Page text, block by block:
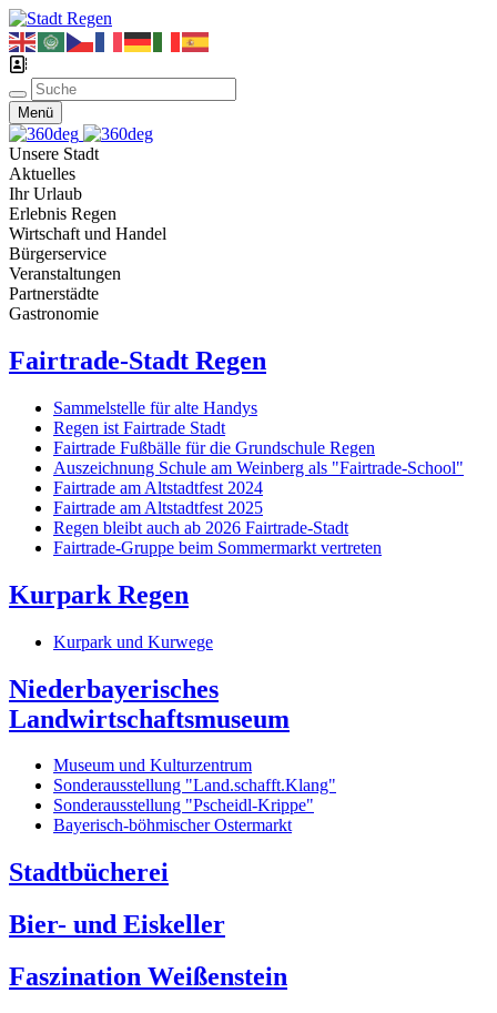
Menü
Unsere Stadt
Aktuelles
Ihr Urlaub
Erlebnis Regen
Wirtschaft und Handel
Bürgerservice
Veranstaltungen
Partnerstädte
Gastronomie
Fairtrade-Stadt Regen
Sammelstelle für alte Handys
Regen ist Fairtrade Stadt
Fairtrade Fußbälle für die Grundschule Regen
Auszeichnung Schule am Weinberg als "Fairtrade-School"
Fairtrade am Altstadtfest 2024
Fairtrade am Altstadtfest 2025
Regen bleibt auch ab 2026 Fairtrade-Stadt
Fairtrade-Gruppe beim Sommermarkt vertreten
Kurpark Regen
Kurpark und Kurwege
Niederbayerisches
Landwirtschaftsmuseum
Museum und Kulturzentrum
Sonderausstellung "Land.schafft.Klang"
Sonderausstellung "Pscheidl-Krippe"
Bayerisch-böhmischer Ostermarkt
Stadtbücherei
Bier- und Eiskeller
Faszination Weißenstein